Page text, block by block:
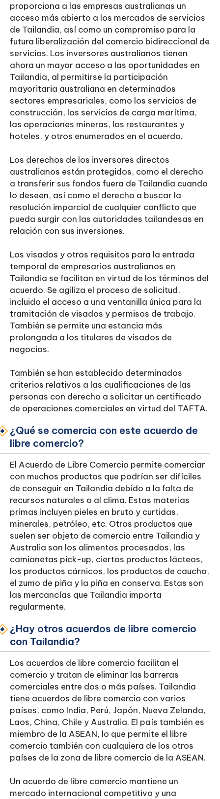
proporciona a las empresas australianas un
acceso más abierto a los mercados de servicios
de Tailandia, así como un compromiso para la
futura liberalización del comercio bidireccional de
servicios. Los inversores australianos tienen
ahora un mayor acceso a las oportunidades en
Tailandia, al permitirse la participación
mayoritaria australiana en determinados
sectores empresariales, como los servicios de
construcción, los servicios de carga marítima,
las operaciones mineras, los restaurantes y
hoteles, y otros enumerados en el acuerdo.
Los derechos de los inversores directos
australianos están protegidos, como el derecho
a transferir sus fondos fuera de Tailandia cuando
lo deseen, así como el derecho a buscar la
resolución imparcial de cualquier conflicto que
pueda surgir con las autoridades tailandesas en
relación con sus inversiones.
Los visados y otros requisitos para la entrada
temporal de empresarios australianos en
Tailandia se facilitan en virtud de los términos del
acuerdo. Se agiliza el proceso de solicitud,
incluido el acceso a una ventanilla única para la
tramitación de visados y permisos de trabajo.
También se permite una estancia más
prolongada a los titulares de visados de
negocios.
También se han establecido determinados
criterios relativos a las cualificaciones de las
personas con derecho a solicitar un certificado
de operaciones comerciales en virtud del TAFTA.
¿Qué se comercia con este acuerdo de
libre comercio?
El Acuerdo de Libre Comercio permite comerciar
con muchos productos que podrían ser difíciles
de conseguir en Tailandia debido a la falta de
recursos naturales o al clima. Estas materias
primas incluyen pieles en bruto y curtidas,
minerales, petróleo, etc. Otros productos que
suelen ser objeto de comercio entre Tailandia y
Australia son los alimentos procesados, las
camionetas pick-up, ciertos productos lácteos,
los productos cárnicos, los productos de caucho,
el zumo de piña y la piña en conserva. Estas son
las mercancías que Tailandia importa
regularmente.
¿Hay otros acuerdos de libre comercio
con Tailandia?
Los acuerdos de libre comercio facilitan el
comercio y tratan de eliminar las barreras
comerciales entre dos o más países. Tailandia
tiene acuerdos de libre comercio con varios
países, como India, Perú, Japón, Nueva Zelanda,
Laos, China, Chile y Australia. El país también es
miembro de la ASEAN, lo que permite el libre
comercio también con cualquiera de los otros
países de la zona de libre comercio de la ASEAN.
Un acuerdo de libre comercio mantiene un
mercado internacional competitivo y una